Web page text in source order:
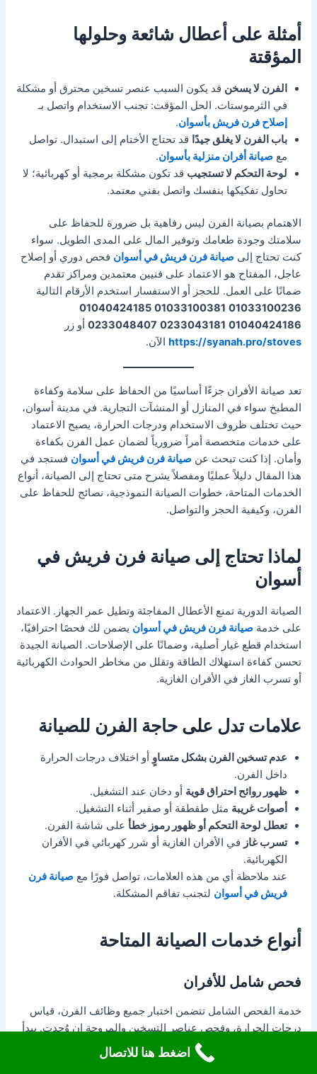
أمثلة على أعطال شائعة وحلولها
المؤقتة
الفرن لا يسخن قد يكون السبب عنصر تسخين محترق أو مشكلة
في الثرموستات. الحل المؤقت: تجنب الاستخدام واتصل بـ
إصلاح فرن فريش بأسوان.
باب الفرن لا يغلق جيدًا قد تحتاج الأختام إلى استبدال. تواصل
معصيانة أفران منزلية بأسوان.
لوحة التحكم لا تستجيب قد تكون مشكلة برمجية أو كهربائية؛ لا
تحاول تفكيكها بنفسك واتصل بفني معتمد.
الاهتمام بصيانة الفرن ليس رفاهية بل ضرورة للحفاظ على
سلامتك وجودة طعامك وتوفير المال على المدى الطويل. سواء
كنت تحتاج إلىصيانة فرن فريش في أسوان فحص دوري أو إصلاح
عاجل، المفتاح هو الاعتماد على فنيين معتمدين ومراكز تقدم
ضمانًا على العمل. للحجز أو الاستفسار استخدم الأرقام التالية
01033100236
01033100381
01040424185
01040424186
0233043181
0233048407 أو زر
https://syanah.pro/stoves الآن.
تعد صيانة الأفران جزءًا أساسيًا من الحفاظ على سلامة وكفاءة
المطبخ سواء في المنازل أو المنشآت التجارية. في مدينة أسوان،
حيث تختلف ظروف الاستخدام ودرجات الحرارة، يصبح الاعتماد
على خدمات متخصصة أمراً ضرورياً لضمان عمل الفرن بكفاءة
وأمان. إذا كنت تبحث عنصيانة فرن فريش في أسوان فستجد في
هذا المقال دليلاً عمليًا ومفصلاً يشرح متى تحتاج إلى الصيانة، أنواع
الخدمات المتاحة، خطوات الصيانة النموذجية، نصائح للحفاظ على
الفرن، وكيفية الحجز والتواصل.
لماذا تحتاج إلى صيانة فرن فريش في
أسوان
الصيانة الدورية تمنع الأعطال المفاجئة وتطيل عمر الجهاز. الاعتماد
على خدمةصيانة فرن فريش في أسوان يضمن لك فحصًا احترافيًا،
استخدام قطع غيار أصلية، وضمانًا على الإصلاحات. الصيانة الجيدة
تحسن كفاءة استهلاك الطاقة وتقلل من مخاطر الحوادث الكهربائية
أو تسرب الغاز في الأفران الغازية.
علامات تدل على حاجة الفرن للصيانة
عدم تسخين الفرن بشكل متساوٍ أو اختلاف درجات الحرارة
داخل الفرن.
ظهور روائح احتراق قوية أو دخان عند التشغيل.
أصوات غريبة مثل طقطقة أو صفير أثناء التشغيل.
تعطل لوحة التحكم أو ظهور رموز خطأ على شاشة الفرن.
تسرب غاز في الأفران الغازية أو شرر كهربائي في الأفران
الكهربائية.
عند ملاحظة أي من هذه العلامات، تواصل فورًا معصيانة فرن
فريش في أسوان لتجنب تفاقم المشكلة.
أنواع خدمات الصيانة المتاحة
فحص شامل للأفران
خدمة الفحص الشامل تتضمن اختبار جميع وظائف الفرن، قياس
درجات الحرارة، وفحص عناصر التسخين والمروحة إن وُجدت. يبدأ
صيانة أفران فريش في أسوان
دائمًا بالفحص لتحديد مصدر
اضغط هنا للاتصال